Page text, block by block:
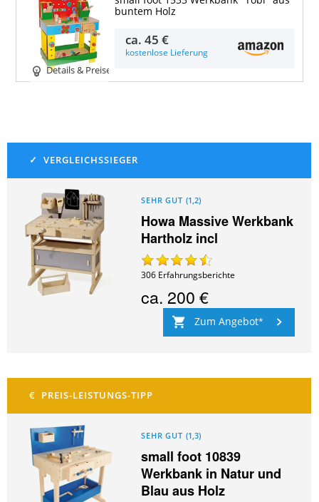
Details & Preise
buntem Holz
ca.45 €
kostenlose Lieferung
SEHR GUT (1,2)
Howa Massive Werkbank
Hartholz incl
306 Erfahrungsberichte
ca. 200 €
Zum Angebot
SEHR GUT (1,3)
small foot 10839
Werkbank in Natur und
Blau aus Holz